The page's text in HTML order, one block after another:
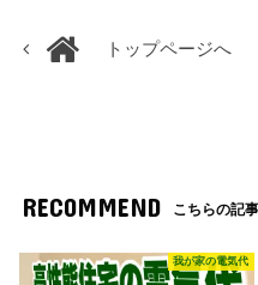
トップページへ
RECOMMEND こちらの記
我が家の電気代